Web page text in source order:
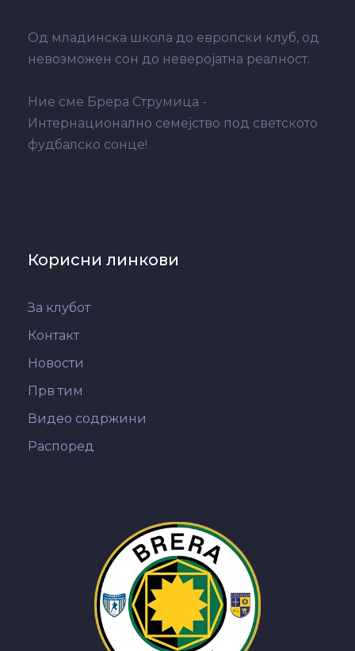
Од младинска школа до европски клуб, од
невозможен сон до неверојатна реалност.
Ние сме Брера Струмица -
Интернационално семејство под светското
фудбалско сонце!
Корисни линкови
За клубот
Контакт
Новости
Прв тим
Видео содржини
Распоред